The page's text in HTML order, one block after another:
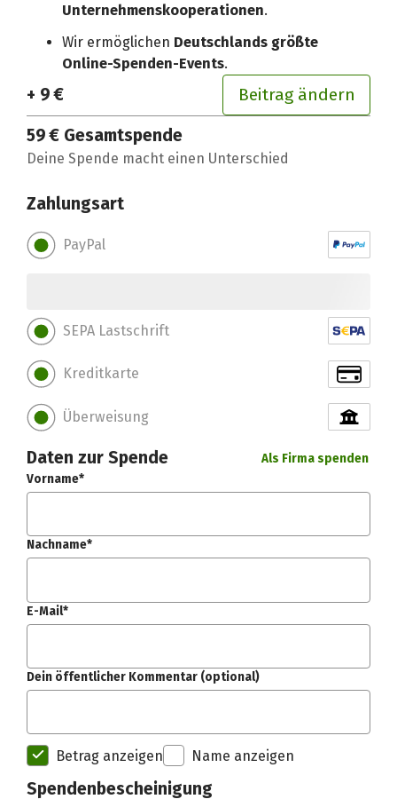
Unternehmenskooperationen.
Wir ermöglichen Deutschlands größte
Online-Spenden-Events.
+ 9 € Beitrag ändern
59 € Gesamtspende
Deine Spende macht einen Unterschied
Zahlungsart
PayPal
SEPA Lastschrift
Kreditkarte
Überweisung
Daten zur Spende
Als Firma spenden
Vorname*
Nachname*
E-Mail*
Dein öffentlicher Kommentar (optional)
Betrag anzeigen Name anzeigen
Spendenbescheinigung
Spendenempfänger